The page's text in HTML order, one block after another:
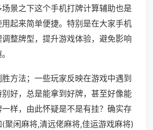
景之下这个手机打牌计算辅助也是
起来简单便捷。特别是在大家手机
整牌型，提升游戏体验，避免影响
方法；一些玩家反映在游戏中遇到
好，总是能拿到好牌，甚至好像能
样，由此怀疑是不是有挂？确实存
聚闲麻将,清远佬麻将,佳运游戏麻将)